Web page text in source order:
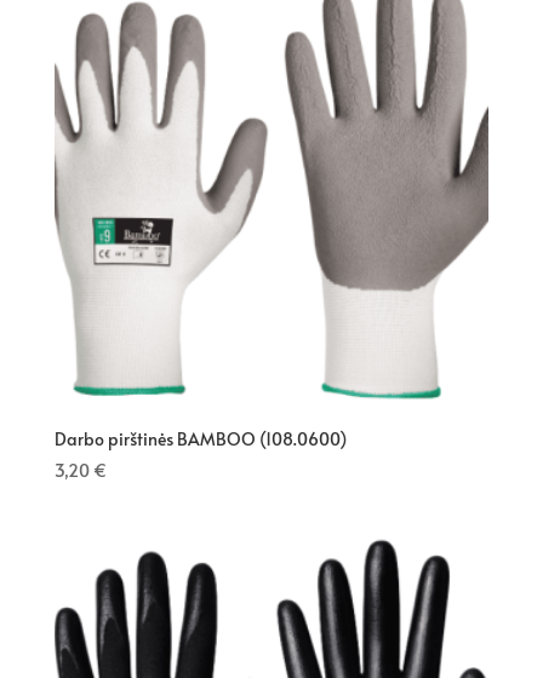
Darbo pirštinės BAMBOO (108.0600)
3,20 €